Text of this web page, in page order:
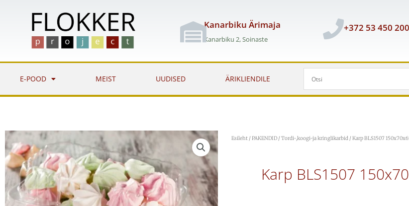
Kanarbiku Ärimaja
Kanarbiku 2, Soinaste
+372 53 450 200
E-POOD MEIST UUDISED ÄRIKLIENDILE
Esileht/PAKENDID/Tordi-,koogi-ja kringlikarbid/ Karp BLS1507
Karp BLS1507